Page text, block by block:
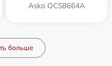
Asko OCS8664A
больше